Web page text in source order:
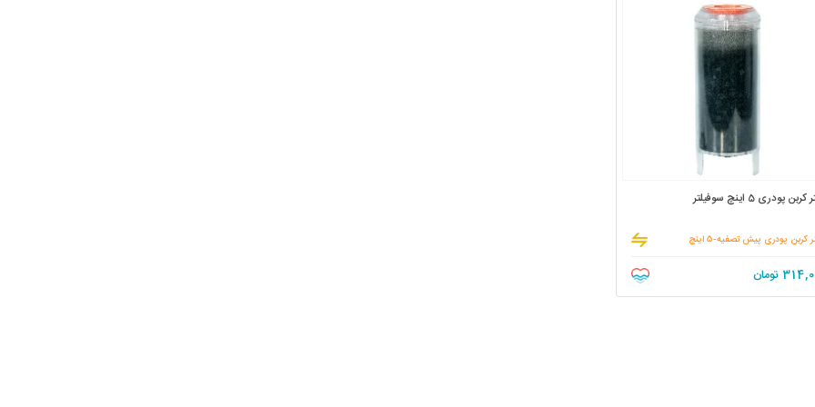
پودری 5 اینچ سوفیلتر
کربن پودری پیش تصفیه-5 اینچ
تومان